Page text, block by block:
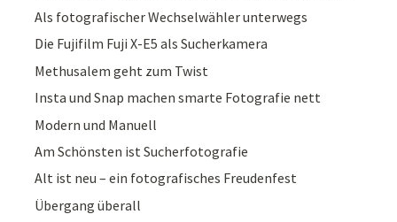
Als fotografischer Wechselwähler unterwegs
Die Fujifilm Fuji X-E5 als Sucherkamera
Methusalem geht zum Twist
Insta und Snap machen smarte Fotografie nett
Modern und Manuell
Am Schönsten ist Sucherfotografie
Alt ist neu – ein fotografisches Freudenfest
Übergang überall